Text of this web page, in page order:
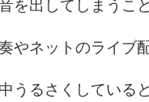
を出してしまうこ
やネットのライブ
うるさくしている